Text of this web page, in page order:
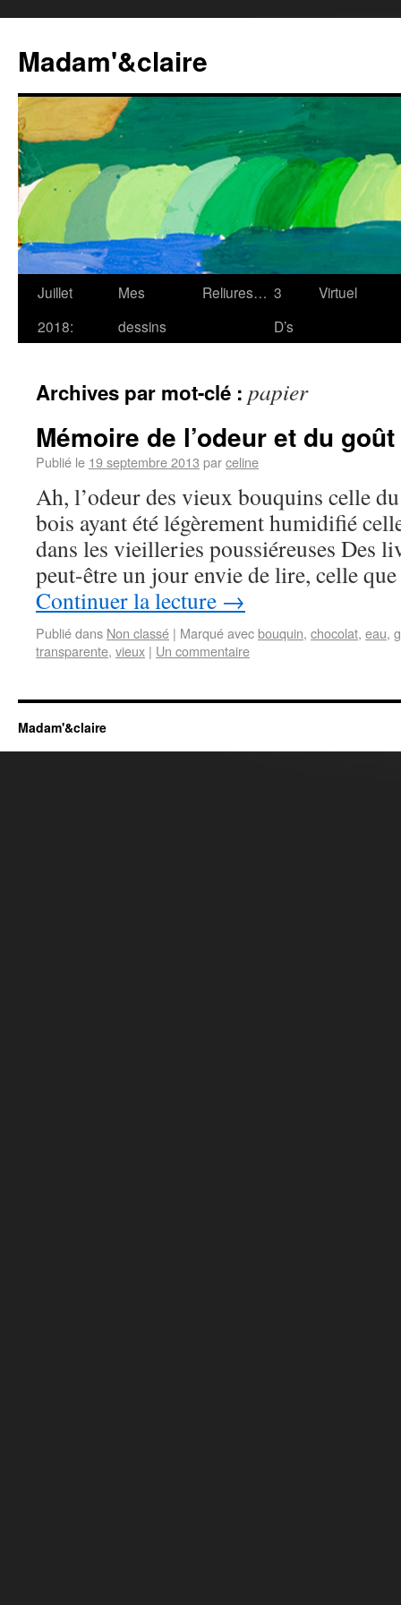
Madam'&claire
Juillet
2018:
Mes
dessins
Reliures… 3
D’s
Virtuel
Archives par mot-clé : papier
Mémoire de l’odeur et du goût
Publié le 19 septembre 2013 parceline
Ah, l’odeur des vieux bouquins celle
bois ayant été légèrement humidifié
dans les vieilleries poussiéreuses Des
peut-être un jour envie de lire, celle
Continuer la lecture →
Publié dans Non classé | Marqué avecbouquin, chocolat, eau,
transparente, vieux | Un commentaire
Madam'&claire